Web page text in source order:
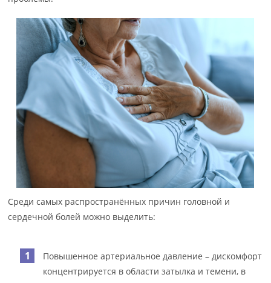
Среди самых распространённых причин головной и
сердечной болей можно выделить:
Повышенное артериальное давление – дискомфорт
концентрируется в области затылка и темени, в